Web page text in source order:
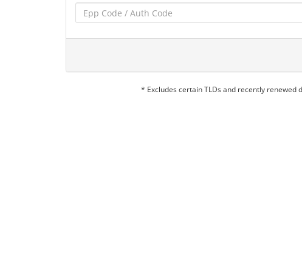
* Excludes certain TLDs and recently renewed